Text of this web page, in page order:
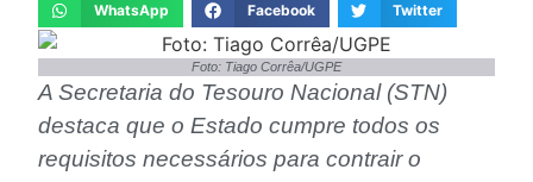
WhatsApp Facebook Twitter
Foto: Tiago Corrêa/UGPE
A Secretaria do Tesouro Nacional (STN)
destaca que o Estado cumpre todos os
requisitos necessários para contrair o